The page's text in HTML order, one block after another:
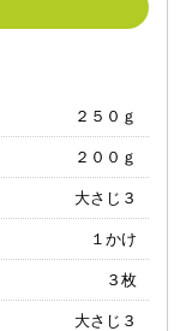
２５０ｇ
２００ｇ
大さじ３
１かけ
３枚
大さじ３